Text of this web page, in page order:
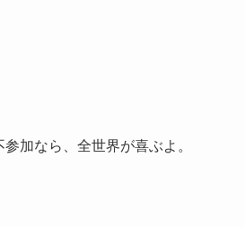
加なら、全世界が喜ぶよ。